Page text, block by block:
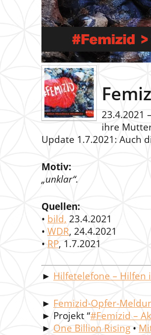
23.4.2021
ihre
Update 1.7.2021: Auch
Motiv:
„unklar“.
Quellen:
• bild, 23.4.2021
• WDR, 24.4.2021
• RP, 1.7.2021
► Hilfetelefone – Hilfen
► Femizid-Opfer-
► Projekt “#Femizid –
► One Billion Rising •